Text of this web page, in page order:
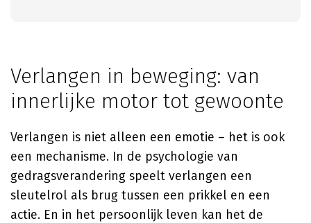
Verlangen in beweging: van
innerlijke motor tot gewoonte
Verlangen is niet alleen een emotie – het is ook
een mechanisme. In de psychologie van
gedragsverandering speelt verlangen een
sleutelrol als brug tussen een prikkel en een
actie. En in het persoonlijk leven kan het de